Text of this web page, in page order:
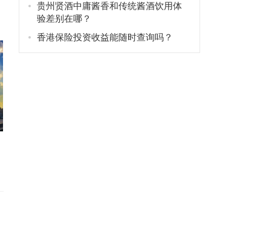
贵州贤酒中庸酱香和传统酱酒饮用体
验差别在哪？
香港保险投资收益能随时查询吗？